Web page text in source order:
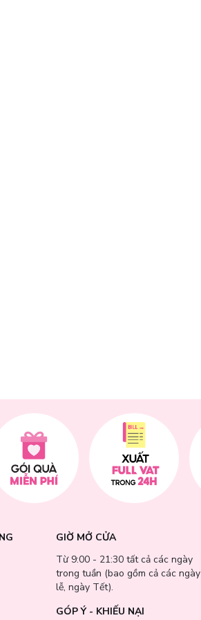
tưởng, nuôi dưỡng tóc khô xơ từ gốc
GIỜ MỞ CỬA
Từ 9:00 - 21:30 tất cả các ngày
trong tuần (bao gồm cả các ngày
lễ, ngày Tết).
GÓP Ý - KHIẾU NẠI